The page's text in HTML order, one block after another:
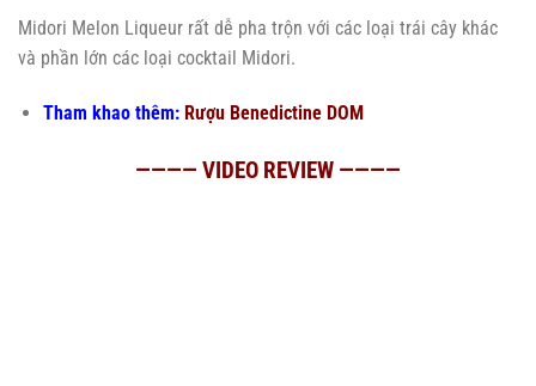
Midori Melon Liqueur rất dễ pha trộn với các loại trái cây khác
và phần lớn các loại cocktail Midori.
Tham khao thêm: Rượu Benedictine DOM
———— VIDEO REVIEW ————